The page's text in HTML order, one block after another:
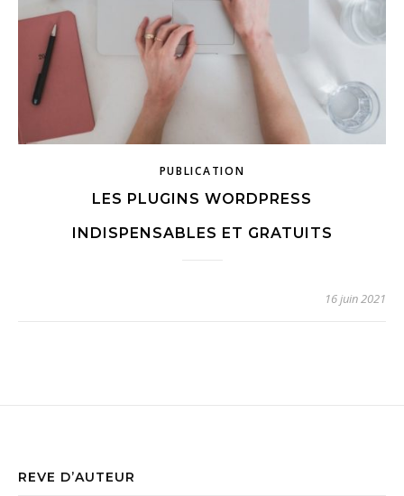
PUBLICATION
LES PLUGINS WORDPRESS
INDISPENSABLES ET GRATUITS
16 juin 2021
REVE D’AUTEUR